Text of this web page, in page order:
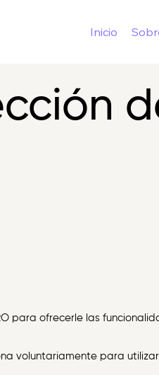
Inicio
para ofrecerle las
voluntariamente para